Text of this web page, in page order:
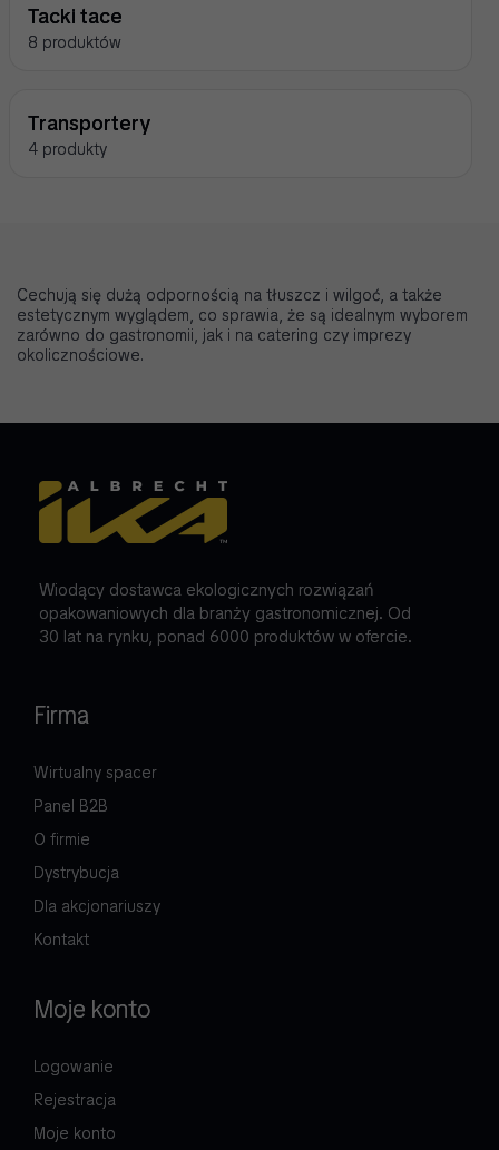
Tacki tace
8 produktów
Transportery
4 produkty
Cechują się dużą odpornością na tłuszcz i wilgoć, a także
estetycznym wyglądem, co sprawia, że są idealnym wyborem
zarówno do gastronomii, jak i na catering czy imprezy
okolicznościowe.
Wiodący dostawca ekologicznych rozwiązań
opakowaniowych dla branży gastronomicznej. Od
30 lat na rynku, ponad 6000 produktów w ofercie.
Firma
Wirtualny spacer
Panel B2B
O firmie
Dystrybucja
Dla akcjonariuszy
Kontakt
Moje konto
Logowanie
Rejestracja
Moje konto